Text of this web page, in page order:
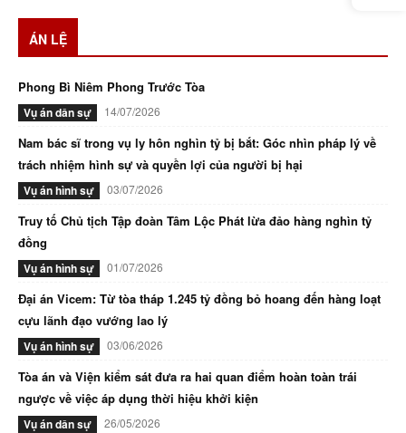
ÁN LỆ
Phong Bì Niêm Phong Trước Tòa
Vụ án dân sự 14/07/2026
Nam bác sĩ trong vụ ly hôn nghìn tỷ bị bắt: Góc nhìn pháp lý về
trách nhiệm hình sự và quyền lợi của người bị hại
Vụ án hình sự 03/07/2026
Truy tố Chủ tịch Tập đoàn Tâm Lộc Phát lừa đảo hàng nghìn tỷ
đồng
Vụ án hình sự 01/07/2026
Đại án Vicem: Từ tòa tháp 1.245 tỷ đồng bỏ hoang đến hàng loạt
cựu lãnh đạo vướng lao lý
Vụ án hình sự 03/06/2026
Tòa án và Viện kiểm sát đưa ra hai quan điểm hoàn toàn trái
ngược về việc áp dụng thời hiệu khởi kiện
Vụ án dân sự 26/05/2026